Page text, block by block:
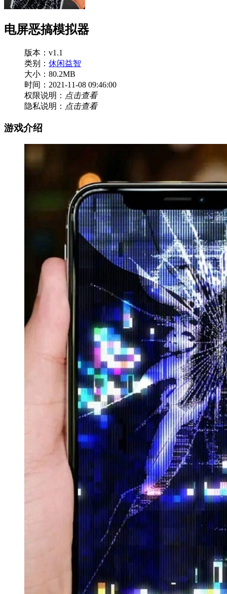
电屏恶搞模拟器
版本：v1.1
类别： 休闲益智
大小：80.2MB
时间：2021-11-08 09:46:00
权限说明： 点击查看
隐私说明： 点击查看
游戏介绍